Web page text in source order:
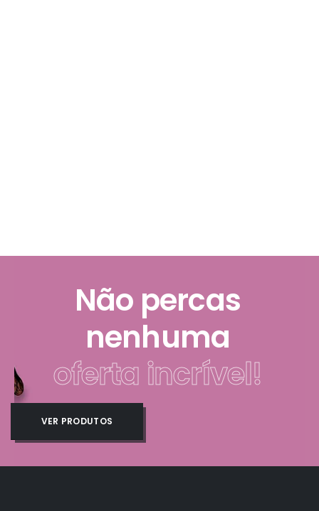
Não percas
nenhuma
oferta incrível!
VER PRODUTOS